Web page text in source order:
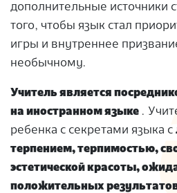
дополнительные источники
того, чтобы язык стал
игры и внутреннее
необычному.
Учитель является
на иностранном языке .
ребенка с секретами языка с
терпением, терпимостью,
эстетической красоты,
положительных